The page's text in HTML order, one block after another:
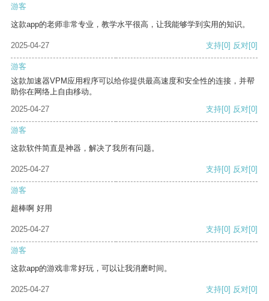
游客
这款app的老师非常专业，教学水平很高，让我能够学到实用的知识。
2025-04-27 支持[0] 反对[0]
游客
这款加速器VPM应用程序可以给你提供最高速度和安全性的连接，并帮
助你在网络上自由移动。
2025-04-27
支持[0] 反对[0]
游客
这款软件简直是神器，解决了我所有问题。
2025-04-27 支持[0] 反对[0]
游客
超棒啊 好用
2025-04-27 支持[0] 反对[0]
游客
这款app的游戏非常好玩，可以让我消磨时间。
2025-04-27 支持[0] 反对[0]